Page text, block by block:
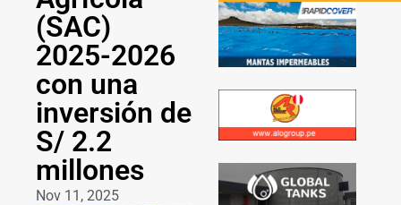
(SAC)
2025-2026
con una
inversión de
S/ 2.2
millones
Nov 11, 2025